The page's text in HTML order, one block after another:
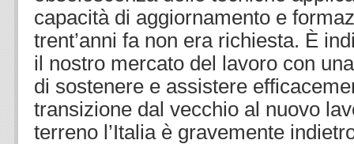
capacità di aggiornamento e
trent’anni fa non era richiesta. È
il nostro mercato del lavoro con
di sostenere e assistere
transizione dal vecchio al nuovo
terreno l’Italia è gravemente